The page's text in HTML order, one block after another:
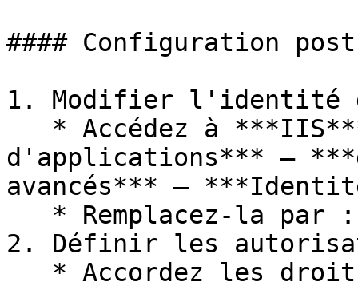
#### Configuration
1. Modifier l'identité
d'applications*** –
avancés*** –
2. Définir les